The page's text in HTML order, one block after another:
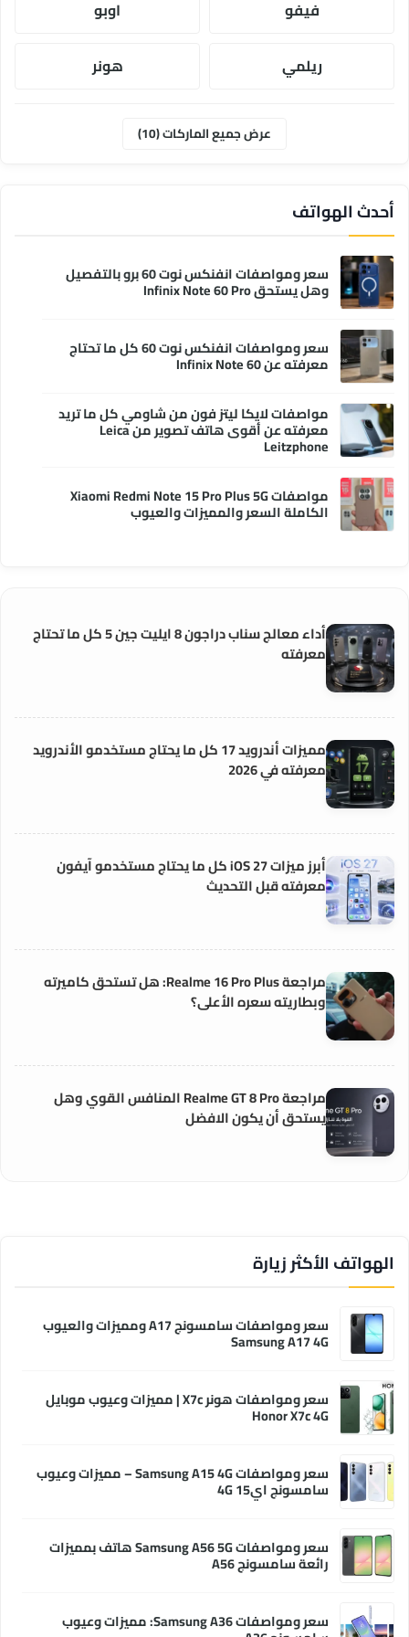
فيفو اوبو
ريلمي
هونر
عرض جميع الماركات (10)
أحدث الهواتف
سعر ومواصفات انفنكس نوت 60 برو بالتفصيل
وهل يستحق Infinix Note 60 Pro
سعر ومواصفات انفنكس نوت 60 كل ما تحتاج
معرفته عن Infinix Note 60
مواصفات لايكا ليتز فون من شاومي كل ما تريد
معرفته عن أقوى هاتف تصوير من Leica
Leitzphone
مواصفات Xiaomi Redmi Note 15 Pro Plus 5G
الكاملة السعر والمميزات والعيوب
أداء معالج سناب دراجون 8 ايليت جين 5 كل ما تحتاج
معرفته
مميزات أندرويد 17 كل ما يحتاج مستخدمو الأندرويد
معرفته في 2026
أبرز ميزات iOS 27 كل ما يحتاج مستخدمو آيفون
معرفته قبل التحديث
مراجعة Realme 16 Pro Plus: هل تستحق كاميرته
وبطاريته سعره الأعلى؟
مراجعة Realme GT 8 Pro المنافس القوي وهل
يستحق أن يكون الافضل
الهواتف الأكثر زيارة
سعر ومواصفات سامسونج A17 ومميزات والعيوب
Samsung A17 4G
سعر ومواصفات هونر X7c | مميزات وعيوب موبايل
Honor X7c 4G
سعر ومواصفات Samsung A15 4G – مميزات وعيوب
سامسونج اي15 4G
سعر ومواصفات Samsung A56 5G هاتف بمميزات
رائعة سامسونج A56
سعر ومواصفات Samsung A36: مميزات وعيوب